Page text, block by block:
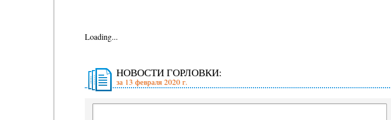
Loading...
НОВОСТИ ГОРЛОВКИ:
за 13 февраля 2020 г.